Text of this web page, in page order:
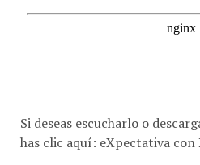
Si deseas escucharlo o
has clic aquí: eXpectativa con